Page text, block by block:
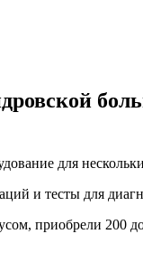
для
и тесты для
приобрели